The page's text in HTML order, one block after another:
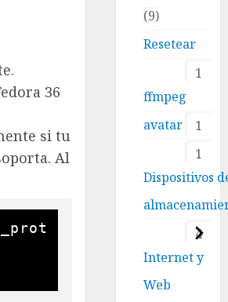
36
si tu
Al
9
Resetear
1
ffmpeg
1
avatar
1
Dispositivos
4
Internet y
Web